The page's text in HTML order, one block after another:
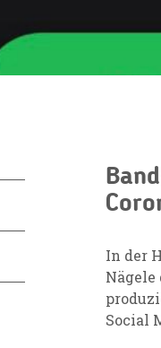
In der
Nägele
Social